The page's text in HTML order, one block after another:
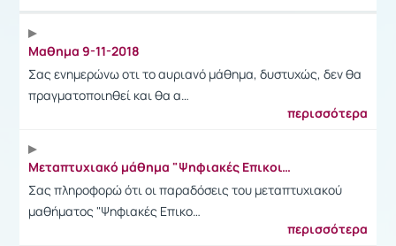
Μαθημα 9-11-2018
Σας ενημερώνω οτι το αυριανό μάθημα, δυστυχώς, δεν θα
πραγματοποιηθεί και θα α…
περισσότερα
Μεταπτυχιακό μάθημα "Ψηφιακές Επικοινωνίες"
Σας πληροφορώ ότι οι παραδόσεις του μεταπτυχιακού
μαθήματος "Ψηφιακές Επικο…
περισσότερα